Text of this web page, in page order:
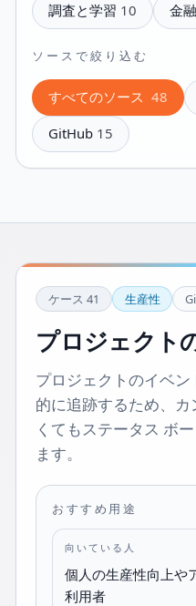
調査と学習 10 金
ソースで絞り込む
すべてのソース 48
GitHub 15
ケース 41 生産性
プロジェクト
プロジェクトのイベ
的に追跡するため、
くてもステータス ボ
ます。
おすすめ用途
向いている人
個人の生産性向上や
利用者